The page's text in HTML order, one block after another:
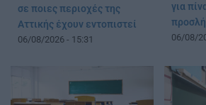
σε ποιες περιοχές της
Αττικής έχουν εντοπιστεί
06/08/2026 - 15:31
για
06/08/